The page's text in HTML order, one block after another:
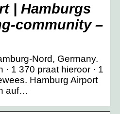
| Hamburgs
community –
Nord, Germany.
1 370 praat hieroor · 1
Hamburg Airport
auf…